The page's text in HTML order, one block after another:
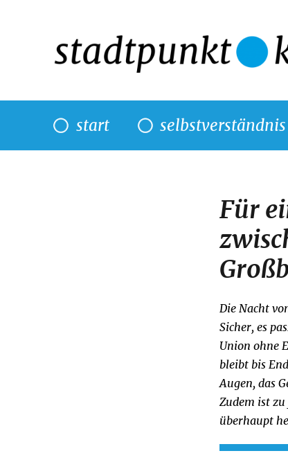
start selbstverständnis
Für
Die Nacht
Sicher, es
Union ohne
bleibt bis
Augen, das
Zudem ist
überhaupt